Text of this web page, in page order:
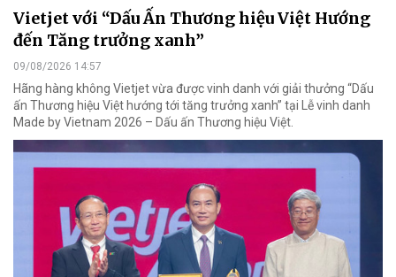
Vietjet với “Dấu Ấn Thương hiệu Việt Hướng
đến Tăng trưởng xanh”
09/08/2026 14:57
Hãng hàng không Vietjet vừa được vinh danh với giải thưởng “Dấu
ấn Thương hiệu Việt hướng tới tăng trưởng xanh” tại Lễ vinh danh
Made by Vietnam 2026 – Dấu ấn Thương hiệu Việt.